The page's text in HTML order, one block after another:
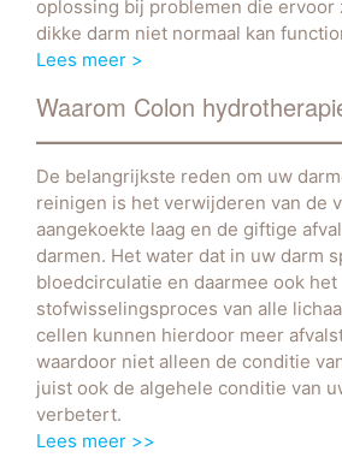
oplossing bij problemen die ervoor
dikke darm niet normaal kan
Lees meer >
Waarom Colon
De belangrijkste reden om uw
reinigen is het verwijderen van de
aangekoekte laag en de giftige
darmen. Het water dat in uw darm
bloedcirculatie en daarmee ook het
stofwisselingsproces van alle
cellen kunnen hierdoor meer
waardoor niet alleen de conditie
juist ook de algehele conditie van
verbetert.
Lees meer >>